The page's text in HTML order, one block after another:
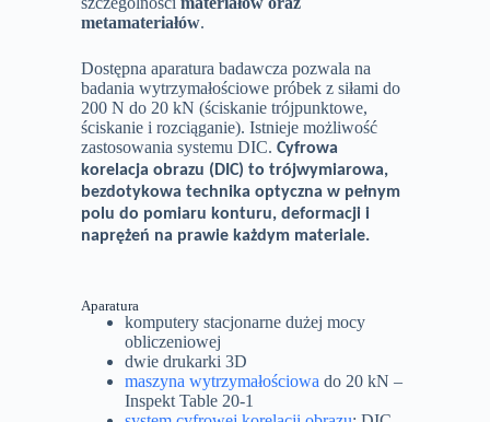
Pracownicy laboratorium zajmują się
badaniami w zakresiesymulacji i obliczeń
komputerowychoraz badań
eksperymentalnych (wytrzymałościowych)
zakresiemechaniki ciała stałego, a w
szczególnościmateriałów oraz
metamateriałów
Dostępna aparatura badawcza pozwala na
badania wytrzymałościowe próbek z siłami
200 N do 20 kN (ściskanie trójpunktowe,
ściskanie i rozciąganie). Istnieje możliwość
zastosowania systemu DIC.
Cyfrowa